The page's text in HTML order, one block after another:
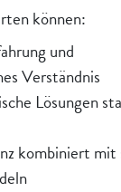
können:
und
Verständnis
Lösungen
kombiniert mit